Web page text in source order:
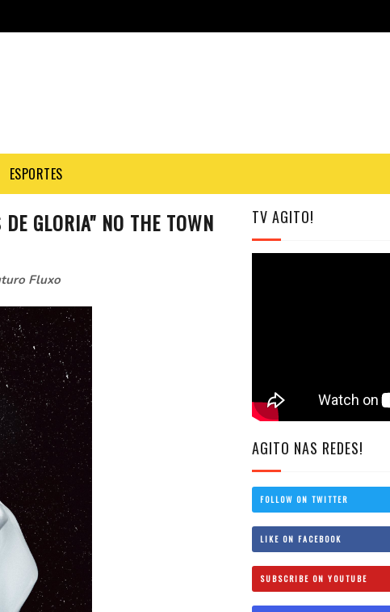
ESPORTES
GLORIA" NO THE TOWN
Fluxo
TV AGITO!
AGITO NAS REDES!
FOLLOW ON TWITTER
LIKE ON FACEBOOK
SUBSCRIBE ON YOUTUBE